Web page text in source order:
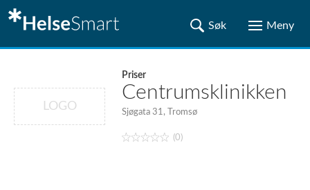
LOGO
Priser
Centrumsklinikken
Sjøgata 31, Tromsø
(0)